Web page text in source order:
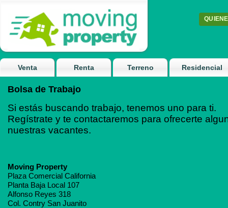
Venta Renta Terreno Residencial
Bolsa de Trabajo
Si estás buscando trabajo, tenemos uno para ti.
Regístrate y te contactaremos para ofrecerte
nuestras vacantes.
Moving Property
Plaza Comercial California
Planta Baja Local 107
Alfonso Reyes 318
Col. Contry San Juanito